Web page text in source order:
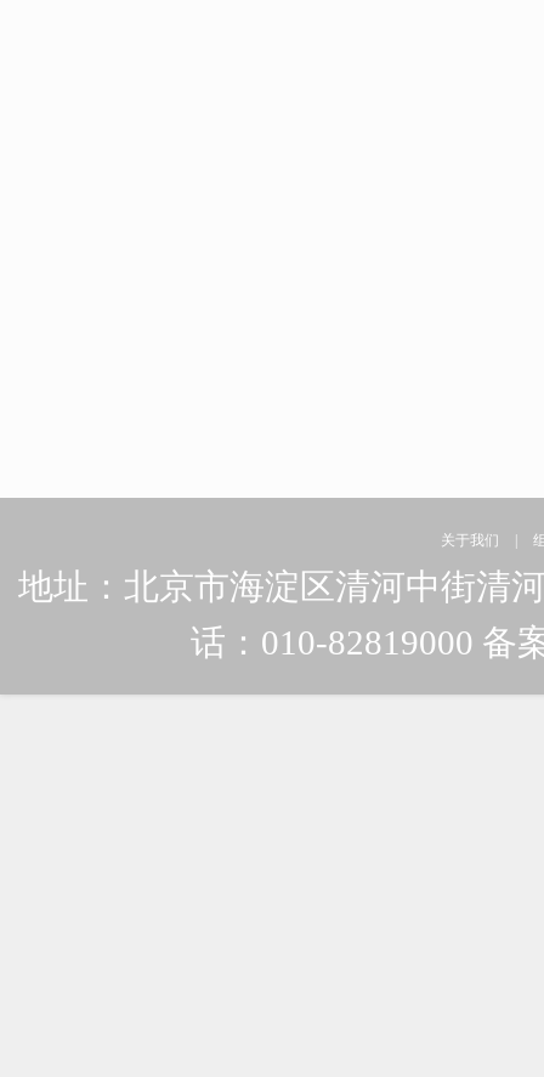
关于我们
地址：北京市海淀区清河中街清
话：010-82819000 备